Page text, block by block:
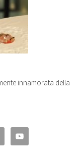
innamorata della